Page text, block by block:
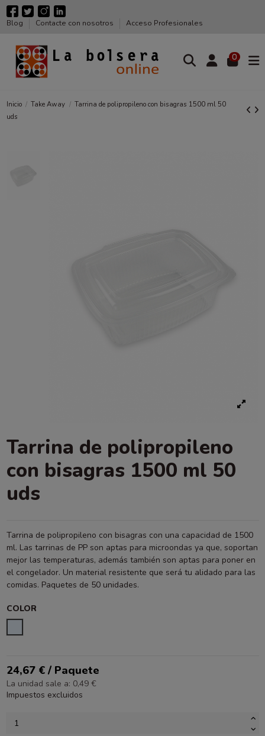
Blog Contacte con nosotros Acceso Profesionales
0
Inicio Take Away
Tarrina de polipropileno con bisagras 1500 ml 50
uds
Tarrina de polipropileno
con bisagras 1500 ml 50
uds
Tarrina de polipropileno con bisagras con una capacidad de 1500
ml. Las tarrinas de PP son aptas para microondas ya que, soportan
mejor las temperaturas, además también son aptas para poner en
el congelador. Un material resistente que será tu alidado para las
comidas. Paquetes de 50 unidades.
COLOR
24,67 € / Paquete
La unidad sale a: 0,49 €
Impuestos excluidos